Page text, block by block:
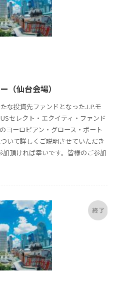
（仙台会場）
な投資先ファンドとなったJ.P.モ
セレクト・エクイティ・ファンド
ヨーロピアン・グロース・ポート
いて詳しくご説明させていただき
れば幸いです。皆様のご参加